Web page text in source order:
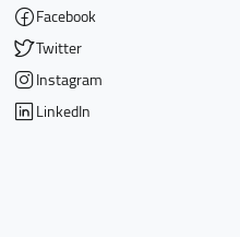
Facebook
Twitter
Instagram
LinkedIn